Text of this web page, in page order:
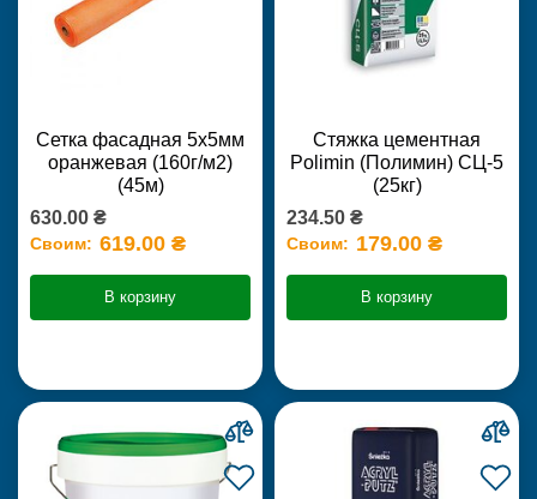
Сетка фасадная 5х5мм
оранжевая (160г/м2)
(45м)
630.00 ₴
Своим: 619.00 ₴
В корзину
Стяжка цементная
Polimin (Полимин) СЦ-5
(25кг)
234.50 ₴
Своим: 179.00 ₴
В корзину